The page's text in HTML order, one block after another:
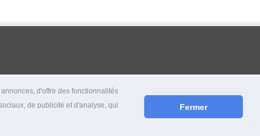
d'offrir des fonctionnalités
de publicité et d'analyse, qui
Fermer